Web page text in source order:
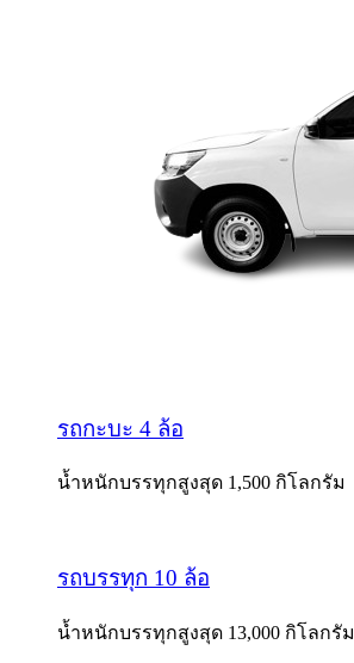
รถกะบะ 4 ล้อ
น้ำหนักบรรทุกสูงสุด 1,500 กิโลกรัม
รถบรรทุก 10 ล้อ
น้ำหนักบรรทุกสูงสุด 13,000 กิโลกรัม